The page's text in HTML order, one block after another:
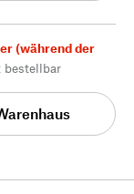
(während der
bestellbar